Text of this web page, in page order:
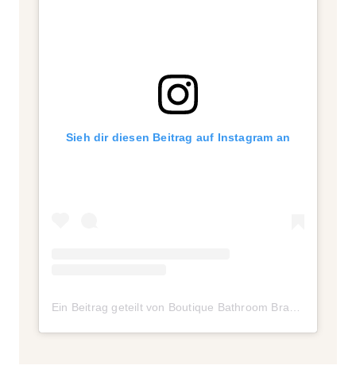
Sieh dir diesen Beitrag auf Instagram an